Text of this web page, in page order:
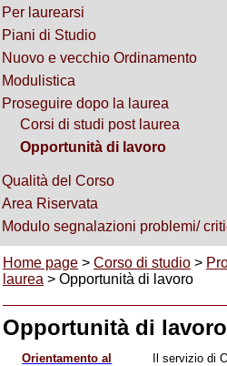
Per laurearsi
Piani di Studio
Nuovo e vecchio Ordinamento
Modulistica
Proseguire dopo la laurea
Corsi di studi post laurea
Opportunità di lavoro
Qualità del Corso
Area Riservata
Modulo segnalazioni problemi/
Home page > Corso di studio >
laurea > Opportunità di lavoro
Opportunità di lavoro
Orientamento al
Il servizio di